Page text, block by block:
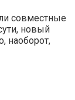
совместные
новый
наоборот,